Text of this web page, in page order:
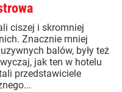
ciszej i skromniej
Znacznie mniej
balów, były też
jak ten w hotelu
przedstawiciele